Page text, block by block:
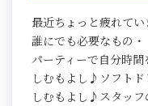
最近ちょっと疲れて
誰にでも必要なもの
パーティーで自分時
しむもよし♪ソフト
しむもよし♪スタッフ